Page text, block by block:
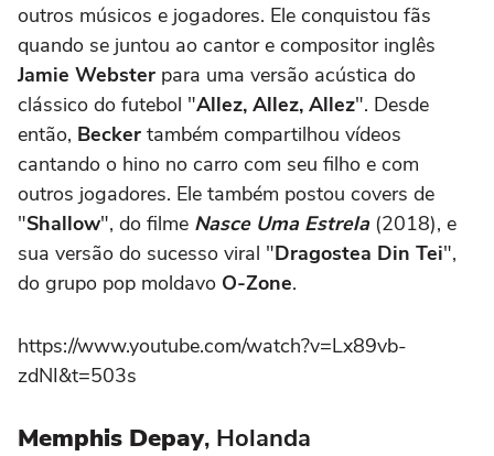
outros músicos e jogadores. Ele conquistou fãs
quando se juntou ao cantor e compositor inglês
Jamie Webster para uma versão acústica do
clássico do futebol "Allez, Allez, Allez". Desde
então, Becker também compartilhou vídeos
cantando o hino no carro com seu filho e com
outros jogadores. Ele também postou covers de
"Shallow", do filme Nasce Uma Estrela (2018), e
sua versão do sucesso viral "Dragostea Din Tei",
do grupo pop moldavo O-Zone.
https://www.youtube.com/watch?v=Lx89vb-
zdNI&t=503s
Memphis Depay, Holanda